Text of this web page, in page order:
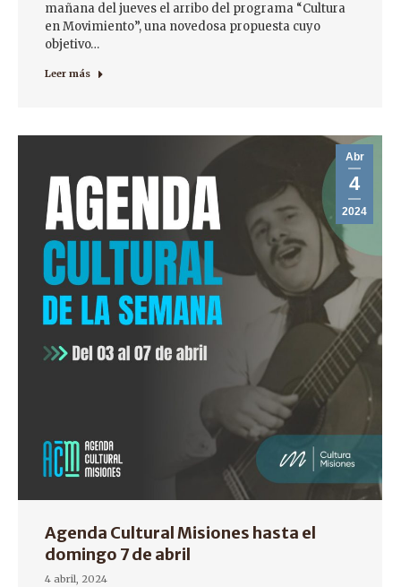
mañana del jueves el arribo del programa “Cultura
en Movimiento”, una novedosa propuesta cuyo
objetivo…
Leer más
Abr
4
2024
Agenda Cultural Misiones hasta el
domingo 7 de abril
4 abril, 2024